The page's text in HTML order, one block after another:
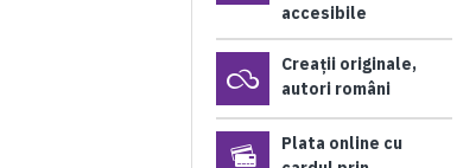
accesibile
Creații originale,
autori români
Plata online cu